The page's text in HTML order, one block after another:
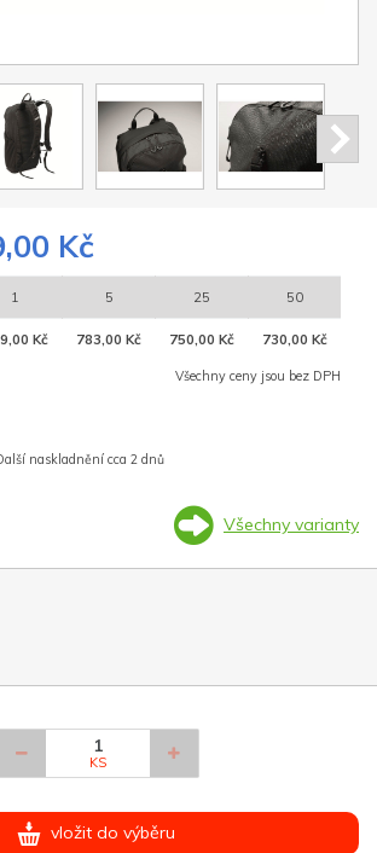
Kč
1 5 25 50
Kč 783,00 Kč 750,00 Kč 730,00 Kč
Všechny ceny jsou bez DPH
naskladnění cca 2 dnů
Všechny varianty
KS
vložit do výběru